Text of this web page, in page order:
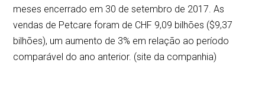
meses encerrado em 30 de setembro de 2017. As
vendas de Petcare foram de CHF 9,09 bilhões ($9,37
bilhões), um aumento de 3% em relação ao período
comparável do ano anterior. (site da companhia)